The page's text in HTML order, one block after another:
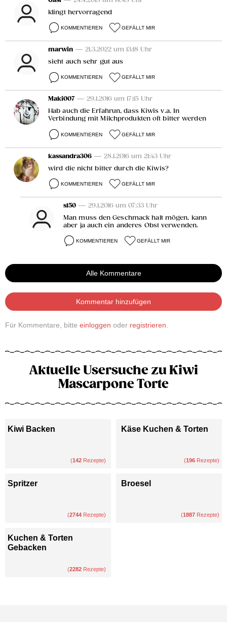
klingt hervorragend
KOMMENTIEREN GEFÄLLT MIR
marwin — 21.3.2022 um 13:18 Uhr
sieht auch sehr gut aus
KOMMENTIEREN GEFÄLLT MIR
Maki007 — 29.1.2016 um 17:15 Uhr
Hab auch die Erfahrun, dass Kiwis v.a. In
Verbindung mit Milchprodukten oft bitter werden
KOMMENTIEREN GEFÄLLT MIR
kassandra306 — 28.1.2016 um 21:43 Uhr
wird die nicht bitter durch die Kiwis?
KOMMENTIEREN GEFÄLLT MIR
s150 — 29.1.2016 um 07:33 Uhr
Man muss den Geschmack halt mögen, kann
aber ja auch ein anderes Obst verwenden.
KOMMENTIEREN GEFÄLLT MIR
Alle Kommentare
Kommentar hinzufügen
Für Kommentare, bitte einloggen oder registrieren
Aktuelle Usersuche zu Kiwi
Mascarpone Torte
Kiwi Backen
(142 Rezepte)
Käse Kuchen & Torten
(196 Rezepte)
Spritzer
(2744 Rezepte)
Broesel
(1887 Rezepte)
Kuchen & Torten
Gebacken
(2282 Rezepte)